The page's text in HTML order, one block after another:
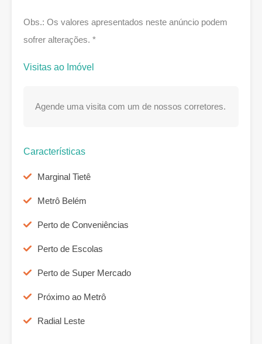
Obs.: Os valores apresentados neste anúncio podem
sofrer alterações. *
Visitas ao Imóvel
Agende uma visita com um de nossos corretores.
Características
Marginal Tietê
Metrô Belém
Perto de Conveniências
Perto de Escolas
Perto de Super Mercado
Próximo ao Metrô
Radial Leste